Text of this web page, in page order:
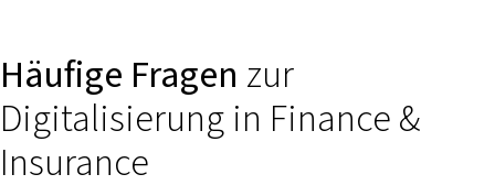
Häufige Fragen zur
Digitalisierung in Finance &
Insurance